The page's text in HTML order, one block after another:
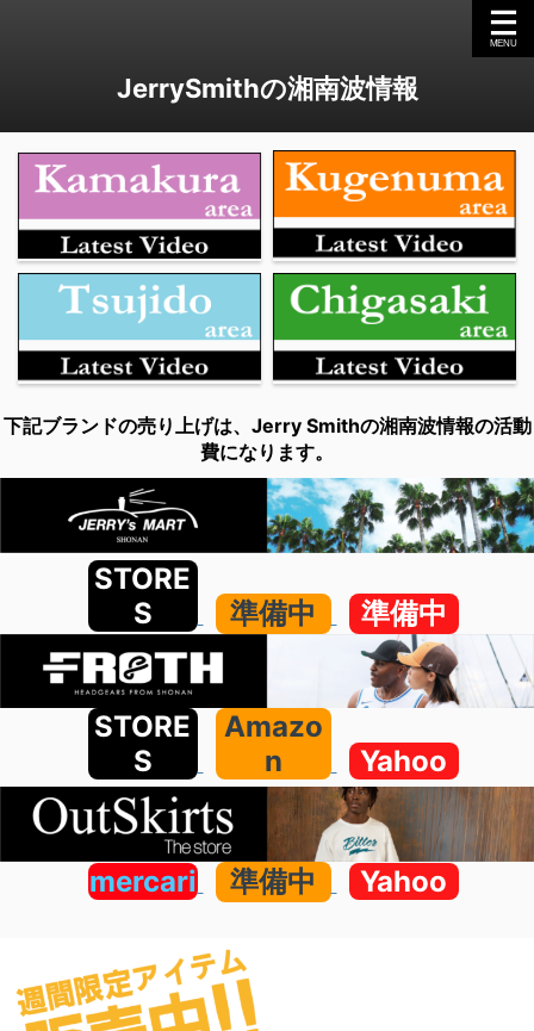
JerrySmithの湘南波情報
下記ブランドの売り上げは、Jerry Smithの湘南波情報の活動
費になります。
STORE
S
準備中 準備中
STORE
S
Amazo
n
Yahoo
mercari 準備中 Yahoo